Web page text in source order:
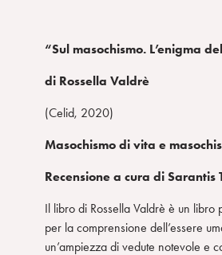
“Sul masochismo. L’enigma
di Rossella Valdrè
(Celid, 2020)
Masochismo di vita e
Recensione a cura di Sarantis
Il libro di Rossella Valdrè è un libro
per la comprensione dell’essere
un’ampiezza di vedute notevole e